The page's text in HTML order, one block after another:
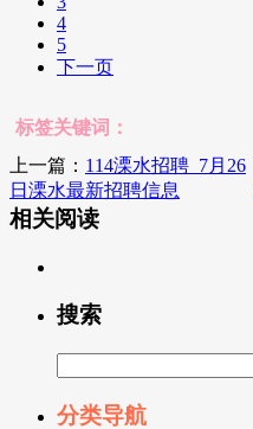
4
5
下一页
标签关键词：
上一篇： 114溧水招聘_7月26
日溧水最新招聘信息
相关阅读
搜索
分类导航